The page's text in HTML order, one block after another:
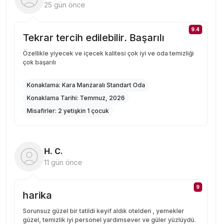
25 gün önce
9.4
Tekrar tercih edilebilir. Başarılı
Özellikle yiyecek ve içecek kalitesi çok iyi ve oda temizliği
çok başarılı
Konaklama: Kara Manzaralı Standart Oda
Konaklama Tarihi: Temmuz, 2026
Misafirler: 2 yetişkin 1 çocuk
H. C.
11 gün önce
9
harika
Sorunsuz güzel bir tatildi keyif aldık otelden , yemekler
güzel, temizlik iyi personel yardımsever ve güler yüzlüydü.